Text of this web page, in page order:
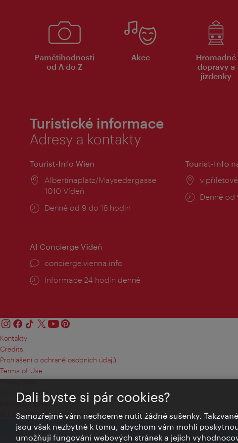
Pamětihodnosti
od A do Z
Akce
Hromadné
dopravy a
jízdenky
Turistické informace
Adresy a kontakty
Tourist-Info Wien
Místo:
Albertinaplatz/Maysedergasse
1010 Vídeň
Provozní
Denně od 9 do 18 hodin
Tourist-Info
Místo:
v
Provozní
Denně od
AI Concierge Vídeň
concierge.vienna.info
Informace 24 hodin denně
Kontakty
Credits
Prohlášení o ochraně osobních údajů
Terms of Use
Přístupnost
Kontakt pro tisk
Nastavení cookies
© Copyright Wien Tourismus
Dali byste si pár cookies?
Samozřejmě vám nechceme nutit žádné sušenky.
jsou však nezbytné k tomu, abychom vám mohli
umožňují fungování webových stránek a jejich